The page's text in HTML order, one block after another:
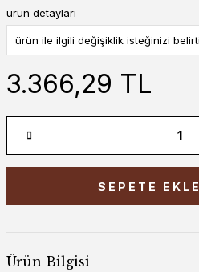
ürün detayları
3.366,29 TL
SEPETE EKLE
Ürün Bilgisi